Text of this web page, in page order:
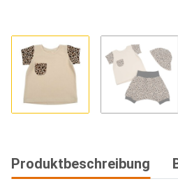
Produktbeschreibung